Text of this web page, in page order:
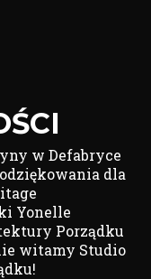
w Defabryce
dla
Yonelle
Porządku
witamy Studio